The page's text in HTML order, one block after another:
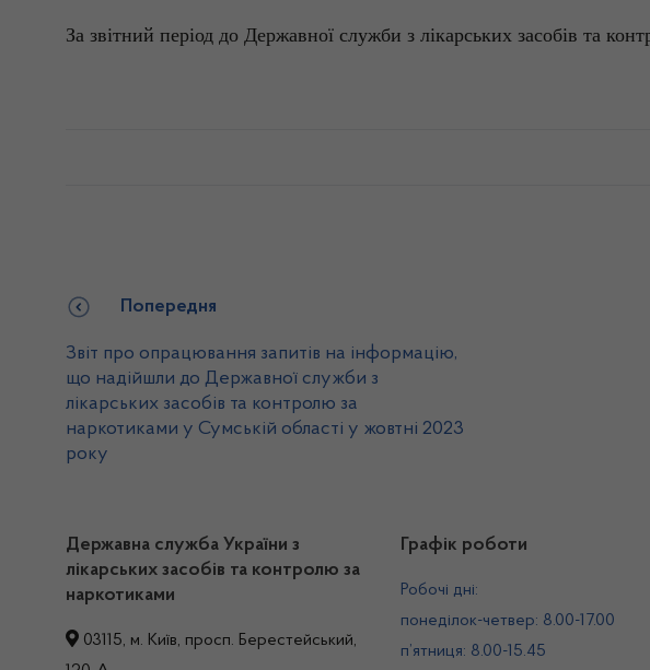
За звітний період до Державної служби з лікарських засобів та
Попередня
Звіт про опрацювання запитів на інформацію,
що надійшли до Державної служби з
лікарських засобів та контролю за
наркотиками у Сумській області у жовтні 2023
року
Державна служба України з
лікарських засобів та контролю за
наркотиками
03115, м. Київ, просп. Берестейський,
Графік роботи
Робочі дні:
понеділок-четвер: 8.00-17.00
п’ятниця: 8.00-15.45